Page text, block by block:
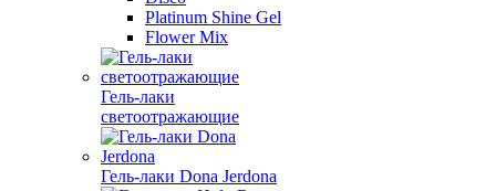
Platinum Shine Gel
Flower Mix
Гель-лаки
светоотражающие
Гель-лаки Dona Jerdona